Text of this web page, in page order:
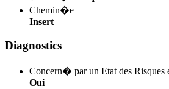
Chemin�e
Insert
Diagnostics
Concern� par un Etat des Risques
Oui